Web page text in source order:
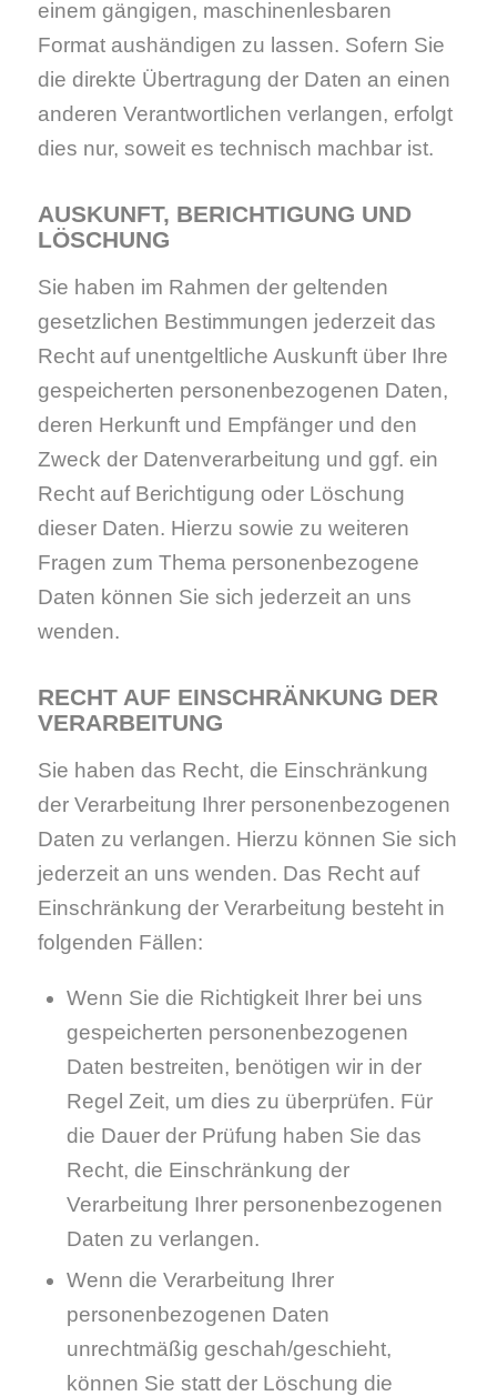
einem gängigen, maschinenlesbaren
Format aushändigen zu lassen. Sofern Sie
die direkte Übertragung der Daten an einen
anderen Verantwortlichen verlangen, erfolgt
dies nur, soweit es technisch machbar ist.
AUSKUNFT, BERICHTIGUNG UND
LÖSCHUNG
Sie haben im Rahmen der geltenden
gesetzlichen Bestimmungen jederzeit das
Recht auf unentgeltliche Auskunft über Ihre
gespeicherten personenbezogenen Daten,
deren Herkunft und Empfänger und den
Zweck der Datenverarbeitung und ggf. ein
Recht auf Berichtigung oder Löschung
dieser Daten. Hierzu sowie zu weiteren
Fragen zum Thema personenbezogene
Daten können Sie sich jederzeit an uns
wenden.
RECHT AUF EINSCHRÄNKUNG DER
VERARBEITUNG
Sie haben das Recht, die Einschränkung
der Verarbeitung Ihrer personenbezogenen
Daten zu verlangen. Hierzu können Sie sich
jederzeit an uns wenden. Das Recht auf
Einschränkung der Verarbeitung besteht in
folgenden Fällen:
Wenn Sie die Richtigkeit Ihrer bei uns
gespeicherten personenbezogenen
Daten bestreiten, benötigen wir in der
Regel Zeit, um dies zu überprüfen. Für
die Dauer der Prüfung haben Sie das
Recht, die Einschränkung der
Verarbeitung Ihrer personenbezogenen
Daten zu verlangen.
Wenn die Verarbeitung Ihrer
personenbezogenen Daten
unrechtmäßig geschah/geschieht,
können Sie statt der Löschung die